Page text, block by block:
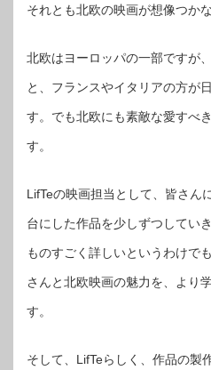
それとも北欧の映画が想像つか
北欧はヨーロッパの一部ですが
と、フランスやイタリアの方が
す。でも北欧にも素敵な愛すべ
す。
LifTeの映画担当として、皆さん
台にした作品を少しずつしてい
ものすごく詳しいというわけで
さんと北欧映画の魅力を、より
す。
そして、LifTeらしく、作品の製